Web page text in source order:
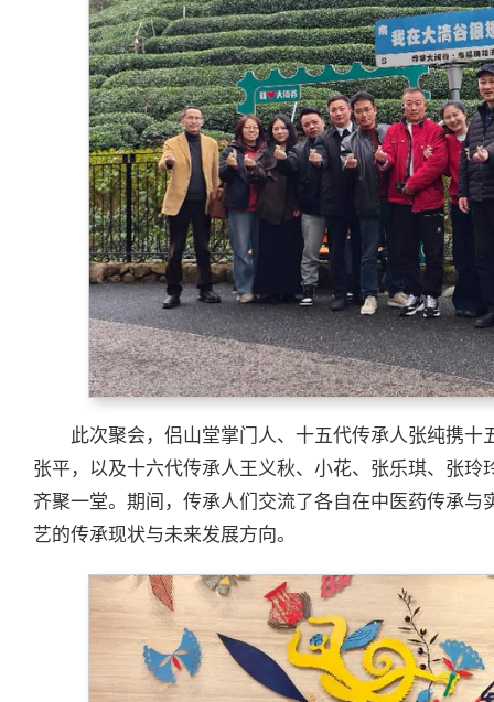
此次聚会，侣山堂掌门人、十五代传承人张纯携
张平，以及十六代传承人王义秋、小花、张乐琪、张
齐聚一堂。期间，传承人们交流了各自在中医药传承
艺的传承现状与未来发展方向。